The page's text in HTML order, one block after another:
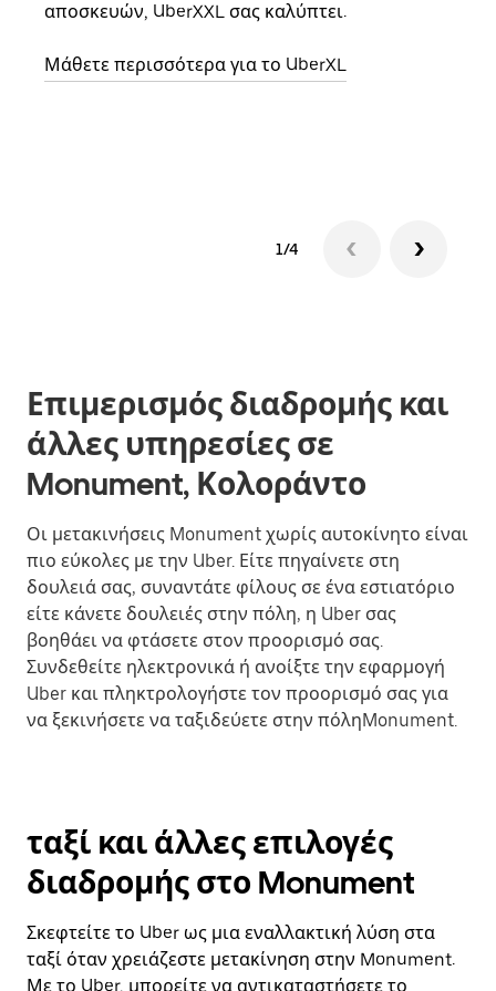
αποσκευών, UberXXL σας καλύπτει.
Μάθετε περισσότερα για το UberXL
1/4
Επιμερισμός διαδρομής και
άλλες υπηρεσίες σε
Monument, Κολοράντο
Οι μετακινήσεις Monument χωρίς αυτοκίνητο είναι
πιο εύκολες με την Uber. Είτε πηγαίνετε στη
δουλειά σας, συναντάτε φίλους σε ένα εστιατόριο
είτε κάνετε δουλειές στην πόλη, η Uber σας
βοηθάει να φτάσετε στον προορισμό σας.
Συνδεθείτε ηλεκτρονικά ή ανοίξτε την εφαρμογή
Uber και πληκτρολογήστε τον προορισμό σας για
να ξεκινήσετε να ταξιδεύετε στην πόληMonument.
ταξί και άλλες επιλογές
διαδρομής στο Monument
Σκεφτείτε το Uber ως μια εναλλακτική λύση στα
ταξί όταν χρειάζεστε μετακίνηση στην Monument.
Με το Uber, μπορείτε να αντικαταστήσετε το